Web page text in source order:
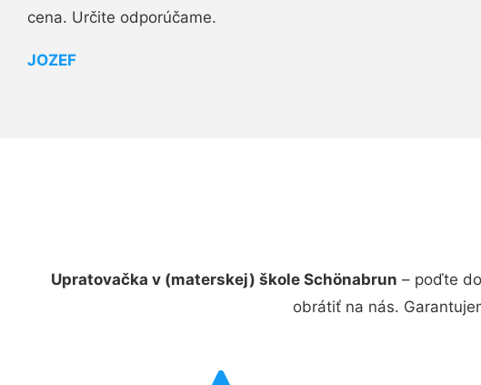
cena. Určite odporúčame.
JOZEF
Upratovačka v (materskej) škole Schönabrun – poďte
obrátiť na nás.